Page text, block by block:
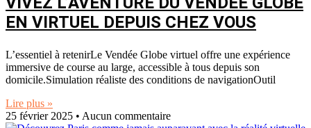
EN VIRTUEL DEPUIS CHEZ VOUS
L’essentiel à retenirLe Vendée Globe virtuel offre une expérience
immersive de course au large, accessible à tous depuis son
domicile.Simulation réaliste des conditions de navigationOutil
Lire plus »
25 février 2025
Aucun commentaire